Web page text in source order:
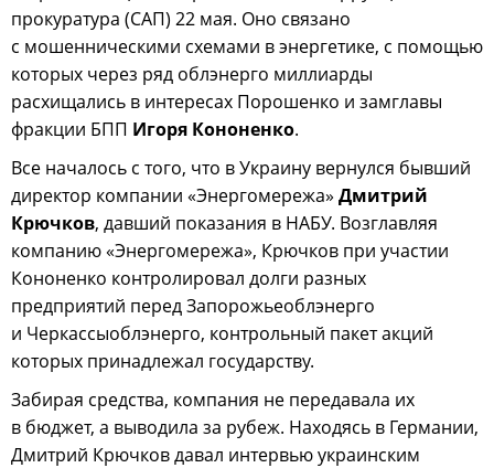
прокуратура (САП) 22 мая. Оно связано
с мошенническими схемами в энергетике, с помощью
которых через ряд облэнерго миллиарды
расхищались в интересах Порошенко и замглавы
фракции БПП Игоря Кононенко.
Все началось с того, что в Украину вернулся бывший
директор компании «Энергомережа» Дмитрий
Крючков, давший показания в НАБУ. Возглавляя
компанию «Энергомережа», Крючков при участии
Кононенко контролировал долги разных
предприятий перед Запорожьеоблэнерго
и Черкассыоблэнерго, контрольный пакет акций
которых принадлежал государству.
Забирая средства, компания не передавала их
в бюджет, а выводила за рубеж. Находясь в Германии,
Дмитрий Крючков давал интервью украинским